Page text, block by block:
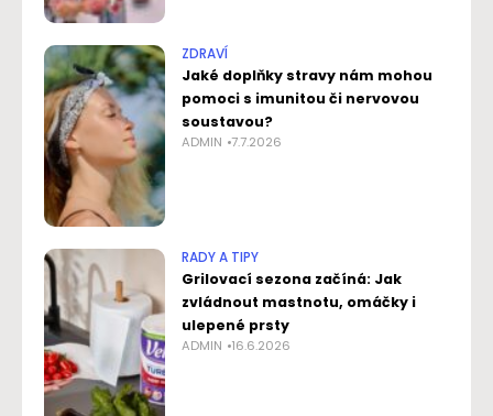
ZDRAVÍ
Jaké doplňky stravy nám mohou
pomoci s imunitou či nervovou
soustavou?
ADMIN 7.7.2026
RADY A TIPY
Grilovací sezona začíná: Jak
zvládnout mastnotu, omáčky i
ulepené prsty
ADMIN 16.6.2026